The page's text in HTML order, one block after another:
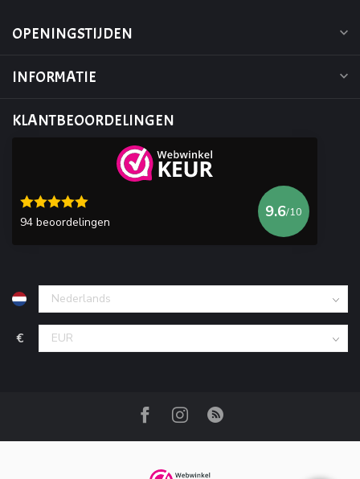
OPENINGSTIJDEN
INFORMATIE
KLANTBEOORDELINGEN
94 beoordelingen
9.6/10
€